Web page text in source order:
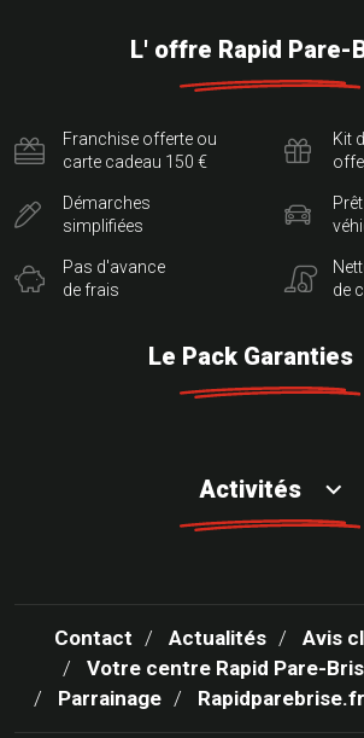
L' offre Rapid Pare-
Franchise offerte ou
carte cadeau 150 €
Démarches
simplifiées
Pas d'avance
de frais
Kit
de
Le Pack Garanties
Activités
Contact Actualités Avis
Votre centre Rapid Pare-
Parrainage
Rapidparebrise.fr